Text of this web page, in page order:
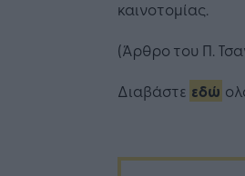
καινοτομίας.
(Άρθρο του Π.
Διαβάστε εδώ